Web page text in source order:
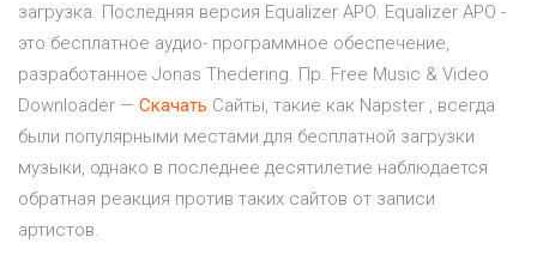
загрузка. Последняя версия Equalizer APO. Equalizer APO -
это бесплатное аудио- программное обеспечение,
разработанное Jonas Thedering. Пр. Free Music & Video
Downloader — Скачать Сайты, такие как Napster , всегда
были популярными местами для бесплатной загрузки
музыки, однако в последнее десятилетие наблюдается
обратная реакция против таких сайтов от записи
артистов.